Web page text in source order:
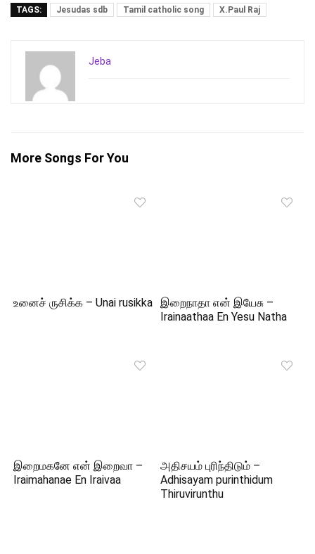
TAGS: Jesudas sdb Tamil catholic song X.Paul Raj
Jeba
More Songs For You
உனைச் ருசிக்க – Unai rusikka இறைநாதா என் இயேசு –
Irainaathaa En Yesu Natha
இறைமகனே என் இறைவா –
Iraimahanae En Iraivaa
அதிசயம் புரிந்திடும் –
Adhisayam purinthidum
Thiruvirunthu